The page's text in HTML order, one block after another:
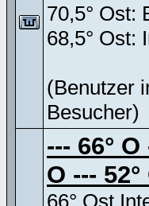
70,5° Ost:
68,5° Ost:
(Benutzer
Besucher)
--- 66° O
O ---
66° Ost